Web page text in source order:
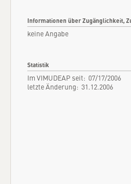
Informationen über Zugänglichkeit,
keine Angabe
Statistik
Im VIMUDEAP seit: 07/17/2006
letzte Änderung: 31.12.2006